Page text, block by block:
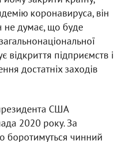
коронавируса, він
не думає, що буде
відкриття підприємств і
достатніх заходів
США
2020 року. За
боротимуться чинний